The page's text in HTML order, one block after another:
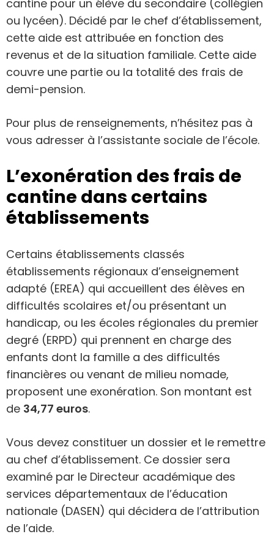
cantine pour un élève du secondaire (collégien
ou lycéen). Décidé par le chef d’établissement,
cette aide est attribuée en fonction des
revenus et de la situation familiale. Cette aide
couvre une partie ou la totalité des frais de
demi-pension.
Pour plus de renseignements, n’hésitez pas à
vous adresser à l’assistante sociale de l’école.
L’exonération des frais de
cantine dans certains
établissements
Certains établissements classés
établissements régionaux d’enseignement
adapté (EREA) qui accueillent des élèves en
difficultés scolaires et/ou présentant un
handicap, ou les écoles régionales du premier
degré (ERPD) qui prennent en charge des
enfants dont la famille a des difficultés
financières ou venant de milieu nomade,
proposent une exonération. Son montant est
de 34,77 euros.
Vous devez constituer un dossier et le remettre
au chef d’établissement. Ce dossier sera
examiné par le Directeur académique des
services départementaux de l’éducation
nationale (DASEN) qui décidera de l’attribution
de l’aide.